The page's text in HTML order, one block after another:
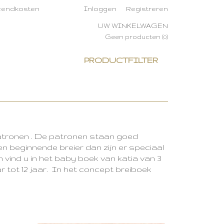
Inloggen Registreren
UW WINKELWAGEN
Geen producten (0)
PRODUCTFILTER
. De patronen staan goed
beginnende breier dan zijn er speciaal
u in het baby boek van katia van 3
tot 12 jaar. In het concept breiboek